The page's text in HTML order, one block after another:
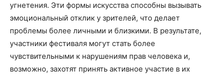
угнетения. Эти формы искусства способны вызывать
эмоциональный отклик у зрителей, что делает
проблемы более личными и близкими. В результате,
участники фестиваля могут стать более
чувствительными к нарушениям прав человека и,
возможно, захотят принять активное участие в их